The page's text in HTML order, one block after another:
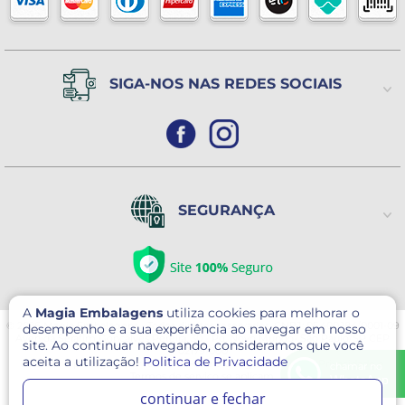
WhatsApp
A Magia Embalagens utiliza cookies para melhorar o
desempenho e a sua experiência ao navegar em nosso
site. Ao continuar navegando, consideramos que você
aceita a utilização! Politica de Privacidade
continuar e fechar
SIGA-NOS NAS REDES SOCIAIS
SEGURANÇA
© 2026 Magia Embalagens - Todos direitos reservados. CNPJ: 05.400.184/0001-09
Avenida Serafim Gonçalves Pereira, 30 - Pq. Novo Mundo- São Paulo/SP CEP
02179-000
Este site é protegido por reCAPTCHA e o GooglePolítica de Privacidade
Termos de serviçose aplicam.